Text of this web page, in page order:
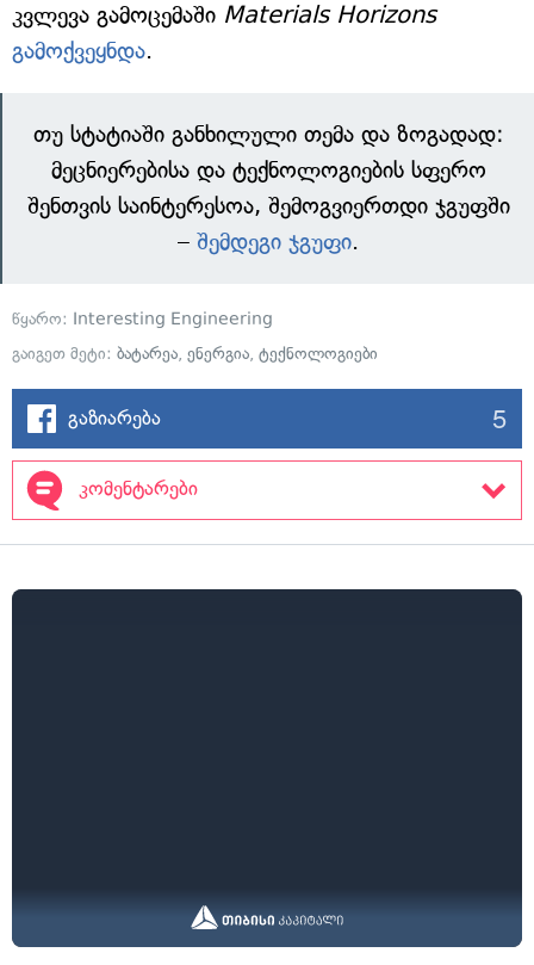
კვლევა გამოცემაში Materials Horizons
გამოქვეყნდა.
თუ სტატიაში განხილული თემა და ზოგადად:
მეცნიერებისა და ტექნოლოგიების სფერო
შენთვის საინტერესოა, შემოგვიერთდი ჯგუფში
– შემდეგი ჯგუფი.
წყარო: Interesting Engineering
გაიგეთ მეტი: ბატარეა, ენერგია, ტექნოლოგიები
გაზიარება 5
კომენტარები